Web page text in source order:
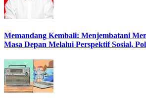
Memandang Kembali: Menjembatani
Masa Depan Melalui Perspektif Sosial,